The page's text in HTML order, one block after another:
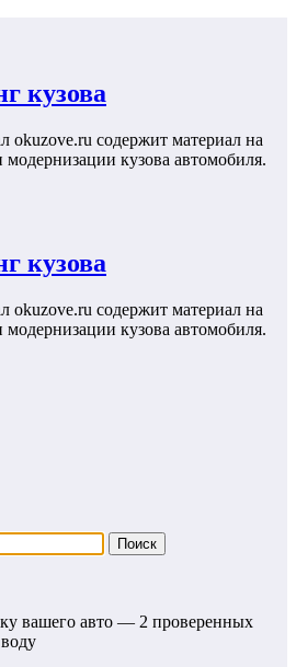
кузова
содержит материал на
кузова автомобиля.
кузова
содержит материал на
кузова автомобиля.
вашего авто — 2 проверенных